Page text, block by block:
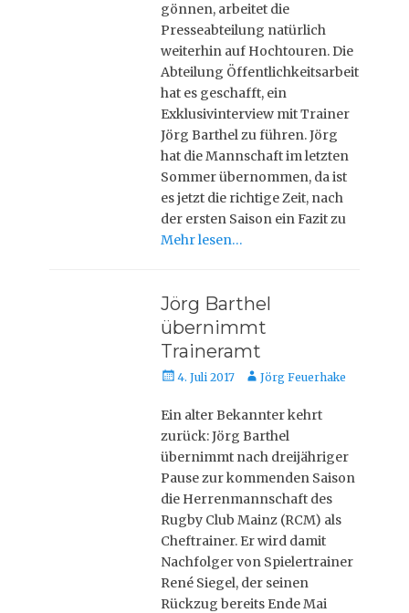
gönnen, arbeitet die
Presseabteilung natürlich
weiterhin auf Hochtouren. Die
Abteilung Öffentlichkeitsarbeit
hat es geschafft, ein
Exklusivinterview mit Trainer
Jörg Barthel zu führen. Jörg
hat die Mannschaft im letzten
Sommer übernommen, da ist
es jetzt die richtige Zeit, nach
der ersten Saison ein Fazit zu
Mehr lesen…
Jörg Barthel
übernimmt
Traineramt
Posted
4. Juli 2017 AutorJörg Feuerhake
Ein alter Bekannter kehrt
zurück: Jörg Barthel
übernimmt nach dreijähriger
Pause zur kommenden Saison
die Herrenmannschaft des
Rugby Club Mainz (RCM) als
Cheftrainer. Er wird damit
Nachfolger von Spielertrainer
René Siegel, der seinen
Rückzug bereits Ende Mai